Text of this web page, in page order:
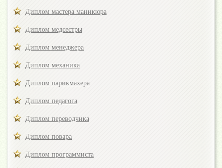
Диплом мастера маникюра
Диплом медсестры
Диплом менеджера
Диплом механика
Диплом парикмахера
Диплом педагога
Диплом переводчика
Диплом повара
Диплом программиста